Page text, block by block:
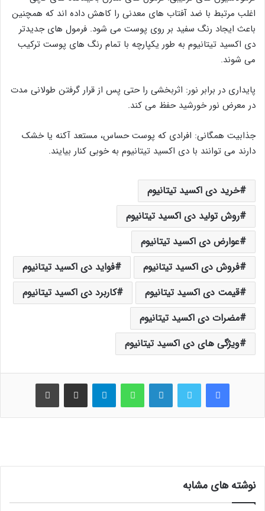
اغلب مرتبط با ضد آفتاب های معدنی را کاهش داده اند که همچنین
باعث ایجاد رنگ سفید بر روی پوست می شود. فرمول های جدیدتر
دی اکسید تیتانیوم به طور یکپارچه با تمام رنگ های پوست ترکیب
می شوند.
پایداری در برابر نور: اثربخشی را حتی پس از قرار گرفتن طولانی مدت
در معرض نور خورشید حفظ می کند.
جذابیت همگانی: افرادی که پوست حساس، مستعد آکنه یا خشک
دارند می توانند با دی اکسید تیتانیوم به خوبی کنار بیایند.
خرید دی اکسید تیتانیوم
روش تولید دی اکسید تیتانیوم
عوارض دی اکسید تیتانیوم
فروش دی اکسید تیتانیوم
فواید دی اکسید تیتانیوم
قیمت دی اکسید تیتانیوم
کاربرد دی اکسید تیتانیوم
مضرات دی اکسید تیتانیوم
ویژگی های دی اکسید تیتانیوم
فیس بوک لینکدین واتس آپ اشتراک گذاری از طریق ایمیل
نوشته های مشابه